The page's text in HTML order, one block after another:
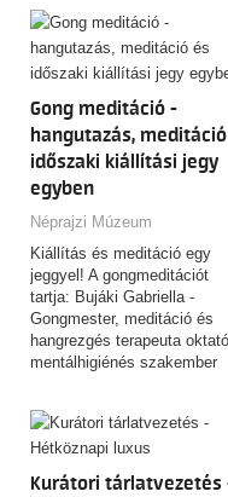
Gong meditáció -
hangutazás,
időszaki kiállítási jegy
egyben
Néprajzi Múzeum
Kiállítás és meditáció egy
jeggyel! A gongmeditációt
tartja: Bujáki Gabriella -
Gongmester, meditáció és
hangrezgés terapeuta oktató,
mentálhigiénés szakember
Kurátori tárlatvezetés